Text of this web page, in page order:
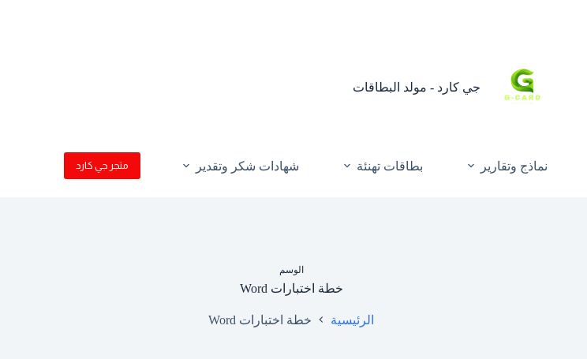
جي كارد - مولد البطاقات
نماذج وتقارير بطاقات تهنئة شهادات شكر وتقدير متجر جي كارد
الوسم
خطة اختبارات Word
الرئيسية خطة اختبارات Word